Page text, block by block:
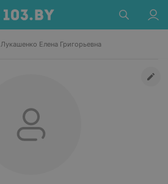
Лукашенко Елена Григорьевна